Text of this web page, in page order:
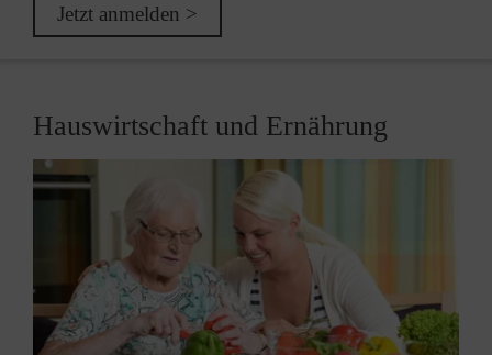
Jetzt anmelden >
Hauswirtschaft und Ernährung